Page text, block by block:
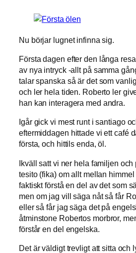
Nu börjar lugnet infinna sig.
Första dagen efter den långa
av nya intryck -allt på samma
talar spanska så är det som
och ler hela tiden. Roberto ler
han kan interagera med andra.
Igår gick vi mest runt i santiago
eftermiddagen hittade vi ett café
första, och hittils enda, öl.
Ikväll satt vi ner hela familjen och
tesito (fika) om allt mellan
faktiskt förstå en del av det som
men om jag vill säga nåt så får
eller så får jag säga det på
åtminstone Robertos morbror,
förstår en del engelska.
Det är väldigt trevligt att sitta och